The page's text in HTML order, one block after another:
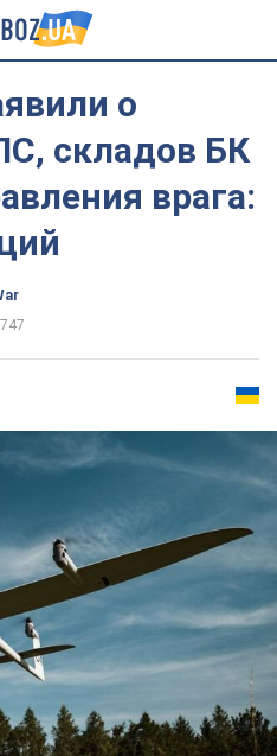
о
складов БК
врага:
747